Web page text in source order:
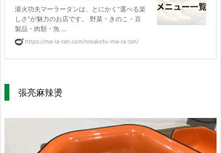
湯火功夫マーラータンは、とにかく“選べる楽
しさ”が魅力のお店です。 野菜・きのこ・豆
製品・肉類・魚 ...
https://ma-la-tan.com/tokakofu-ma-ra-tan/
張亮麻辣燙